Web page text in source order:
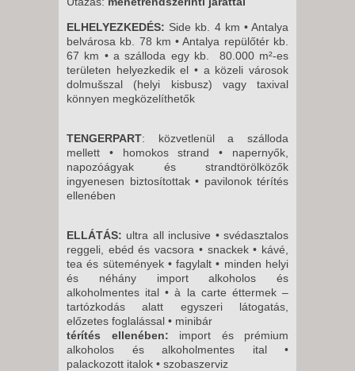
ELHELYEZKEDÉS: Side kb. 4 km • Antalya
belvárosa kb. 78 km • Antalya repülőtér kb.
67 km • a szálloda egy kb. 80.000 m²-es
területen helyezkedik el • a közeli városok
dolmušszal (helyi kisbusz) vagy taxival
könnyen megközelíthetők
TENGERPART: közvetlenül a szálloda
mellett • homokos strand • napernyők,
napozóágyak és strandtörölközők
ingyenesen biztosítottak • pavilonok térítés
ellenében
ELLÁTÁS: ultra all inclusive • svédasztalos
reggeli, ebéd és vacsora • snackek • kávé,
tea és sütemények • fagylalt • minden helyi
és néhány import alkoholos és
alkoholmentes ital • à la carte éttermek –
tartózkodás alatt egyszeri látogatás,
előzetes foglalással • minibár
térítés ellenében: import és prémium
alkoholos és alkoholmentes ital •
palackozott italok • szobaszerviz